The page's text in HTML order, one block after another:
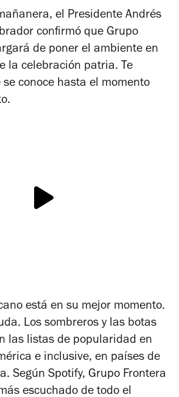
el Presidente Andrés
confirmó que Grupo
de poner el ambiente en
la celebración patria. Te
conoce hasta el momento
está en su mejor momento.
Los sombreros y las botas
las listas de popularidad en
e inclusive, en países de
Según Spotify, Grupo Frontera
escuchado de todo el